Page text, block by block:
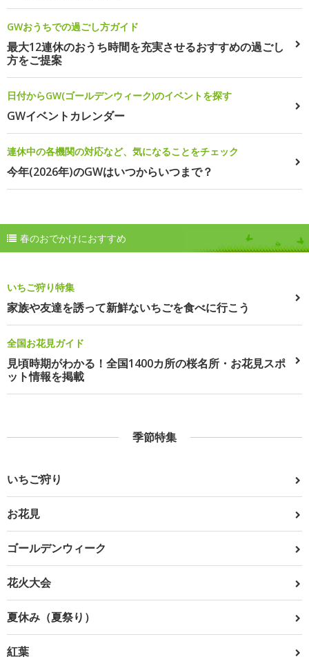
GWおうちでの過ごし方ガイド
最大12連休のおうち時間を充実させるおすすめの過ごし
方をご提案
日付からGW(ゴールデンウィーク)のイベントを探す
GWイベントカレンダー
連休中の各機関の対応など、気になることをチェック
今年(2026年)のGWはいつからいつまで？
春のおでかけにおすすめ
いちご狩り特集
家族や友達を誘って新鮮ないちごを食べに行こう
全国お花見ガイド
見頃時期がわかる！全国1400カ所の桜名所・お花見スポ
ット情報を掲載
季節特集
いちご狩り
お花見
ゴールデンウィーク
花火大会
夏休み（夏祭り）
紅葉